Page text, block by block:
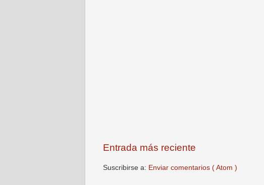
Entrada más reciente
Suscribirse a: Enviar comentarios ( Atom )